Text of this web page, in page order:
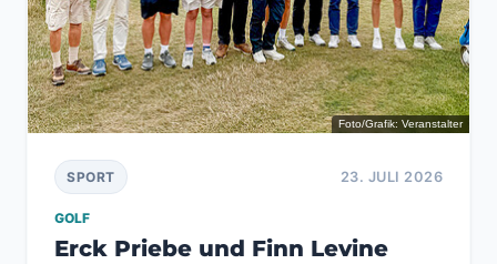
Foto/Grafik: Veranstalter
23. JULI 2026
SPORT
GOLF
Erck Priebe und Finn Levine